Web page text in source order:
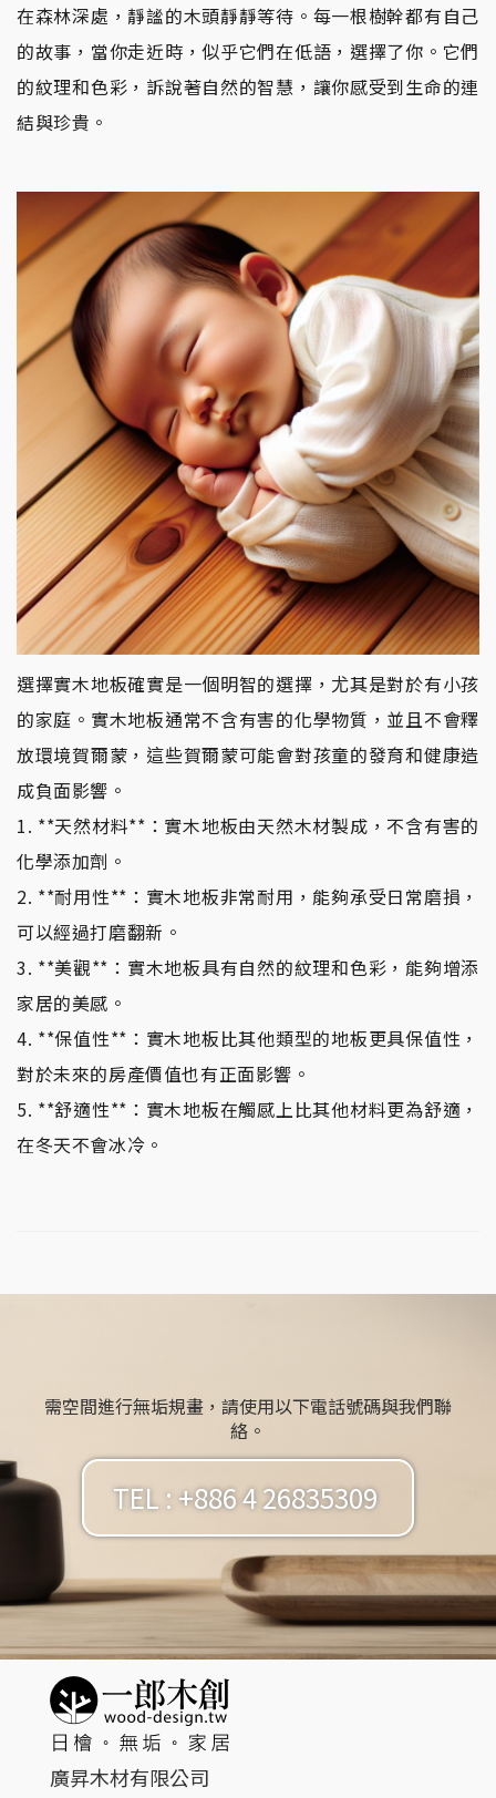
在森林深處，靜謐的木頭靜靜等待。每一根樹幹都有自己
的故事，當你走近時，似乎它們在低語，選擇了你。它們
的紋理和色彩，訴說著自然的智慧，讓你感受到生命的連
結與珍貴。
選擇實木地板確實是一個明智的選擇，尤其是對於有小孩
的家庭。實木地板通常不含有害的化學物質，並且不會釋
放環境賀爾蒙，這些賀爾蒙可能會對孩童的發育和健康造
成負面影響。
1. **天然材料**：實木地板由天然木材製成，不含有害的
化學添加劑。
2. **耐用性**：實木地板非常耐用，能夠承受日常磨損，
可以經過打磨翻新。
3. **美觀**：實木地板具有自然的紋理和色彩，能夠增添
家居的美感。
4. **保值性**：實木地板比其他類型的地板更具保值性，
對於未來的房產價值也有正面影響。
5. **舒適性**：實木地板在觸感上比其他材料更為舒適，
在冬天不會冰冷。
需空間進行無垢規畫，請使用以下電話號碼與我們聯
絡。
TEL : +886 4 26835309
廣昇木材有限公司